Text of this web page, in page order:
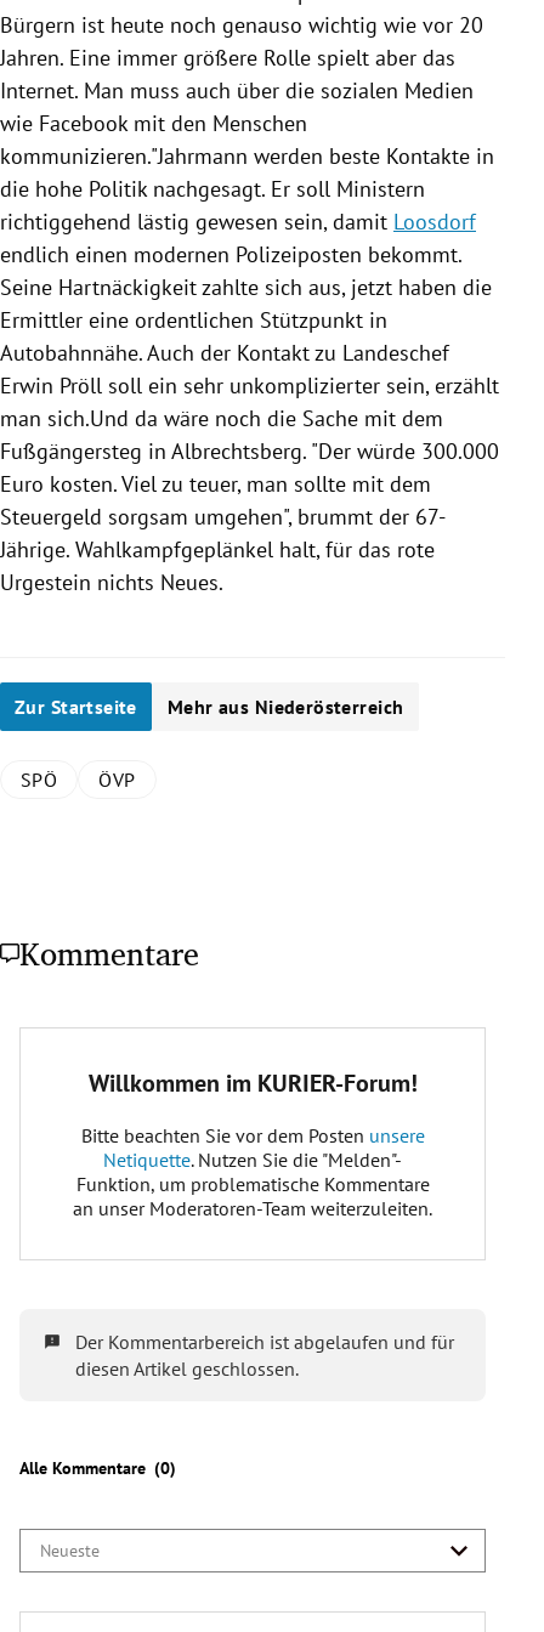
Bürgern ist heute noch genauso wichtig wie vor 20
Jahren. Eine immer größere Rolle spielt aber das
Internet. Man muss auch über die sozialen Medien
wie Facebookmit den Menschen
kommunizieren."Jahrmann werden beste Kontakte in
die hohe Politik nachgesagt. Er soll Ministern
richtiggehend lästig gewesen sein, damit Loosdorf
endlich einen modernen Polizeiposten bekommt.
Seine Hartnäckigkeit zahlte sich aus, jetzt haben die
Ermittler eine ordentlichen Stützpunkt in
Autobahnnähe. Auch der Kontakt zu Landeschef
Erwin Pröll soll ein sehr unkomplizierter sein, erzählt
man sich.Und da wäre noch die Sache mit dem
Fußgängersteg in Albrechtsberg. "Der würde 300.000
Euro kosten. Viel zu teuer, man sollte mit dem
Steuergeld sorgsam umgehen", brummt der 67-
Jährige. Wahlkampfgeplänkel halt, für das rote
Urgestein nichts Neues.
Zur Startseite Mehr aus Niederösterreich
SPÖ ÖVP
Kommentare